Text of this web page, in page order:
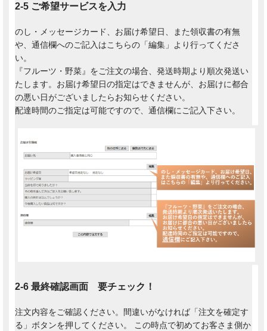
2-5 ご希望サービスを入力
のし・メッセージカード、お届け希望日、また領収書の有無
や、通信欄へのご記入はこちらの「編集」より行ってくださ
い。
『フルーツ・野菜』をご注文の場合、発送時期より順次発送い
たします。お届け希望日の指定はできませんが、お届けに都合
の悪い日がございましたらお知らせください。
配達時間のご指定は可能ですので、通信欄にご記入下さい。
2-6 最終確認画面 要チェック！
注文内容をご確認ください。間違いがなければ「注文を確定す
る」ボタンを押してください。 この時点で初めてお客さま側か